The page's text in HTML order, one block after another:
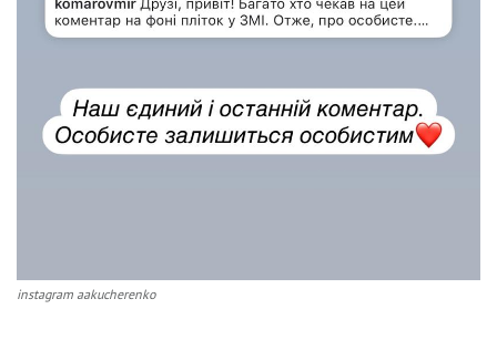
instagram aakucherenko